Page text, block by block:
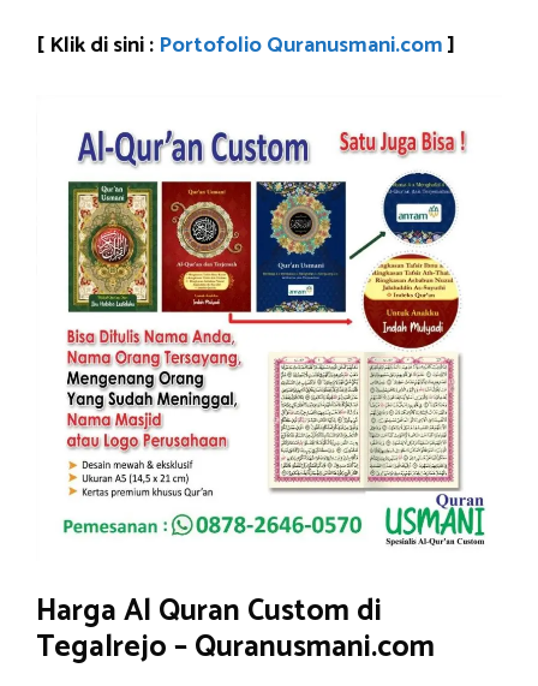
[ Klik di sini : Portofolio Quranusmani.com]
Harga Al Quran Custom di
Tegalrejo – Quranusmani.com